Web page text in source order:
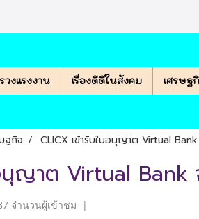
วงแรงงาน เรื่องดีดีในสังคม เศรษฐ
ฐกิจ CLICX เข้ารับใบอนุญาต Virtual
นุญาต Virtual Bank
จำนวนผู้เข้าชม |